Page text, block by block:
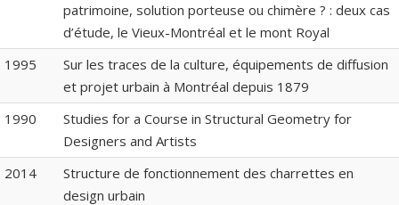
patrimoine, solution porteuse ou chimère ? : deux cas
d’étude, le Vieux-Montréal et le mont Royal
1995
Sur les traces de la culture, équipements de diffusion
et projet urbain à Montréal depuis 1879
1990
Studies for a Course in Structural Geometry for
Designers and Artists
2014
Structure de fonctionnement des charrettes en
design urbain